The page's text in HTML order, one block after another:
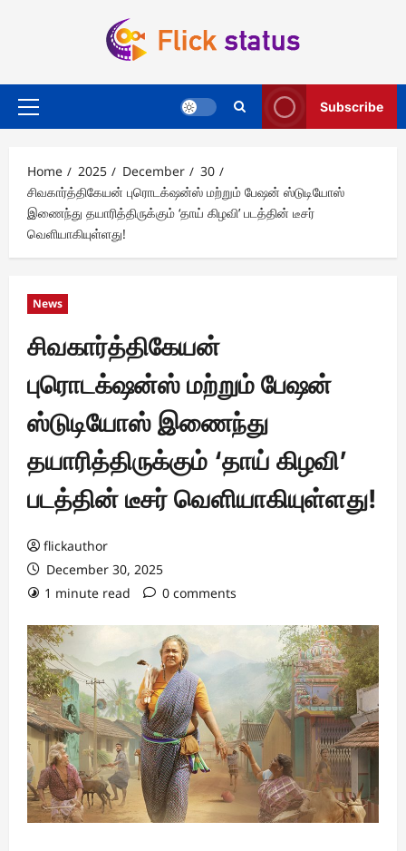
Primary
Subscribe
Home 2025 December
30
சிவகார்த்திகேயன் புரொடக்‌ஷன்ஸ் மற்றும் பேஷன் ஸ்டுடியோஸ்
இணைந்து தயாரித்திருக்கும் ‘தாய் கிழவி’ படத்தின் டீசர்
வெளியாகியுள்ளது!
News
சிவகார்த்திகேயன்
புரொடக்‌ஷன்ஸ் மற்றும் பேஷன்
ஸ்டுடியோஸ் இணைந்து
தயாரித்திருக்கும் ‘தாய் கிழவி’
படத்தின் டீசர் வெளியாகியுள்ளது!
flickauthor
December 30, 2025
1 minute read
0 comments